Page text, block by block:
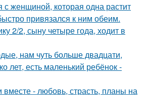
женщиной, которая одна растит
привязался к ним обеим.
2/2, сыну четыре года, ходит в
нам чуть больше двадцати,
лет, есть маленький ребёнок -
- любовь, страсть, планы на